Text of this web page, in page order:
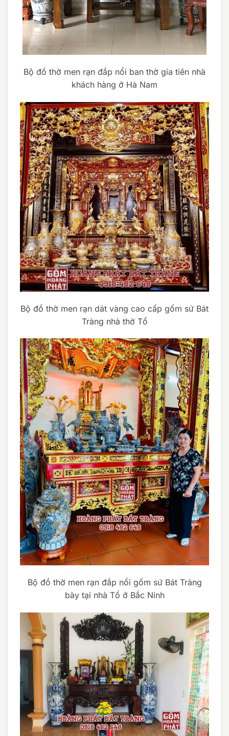
Bộ đồ thờ men rạn đắp nổi ban thờ gia tiên nhà
khách hàng ở Hà Nam
Bộ đồ thờ men rạn dát vàng cao cấp gốm sứ Bát
Tràng nhà thờ Tổ
Bộ đồ thờ men rạn đắp nổi gốm sứ Bát Tràng
bày tại nhà Tổ ở Bắc Ninh